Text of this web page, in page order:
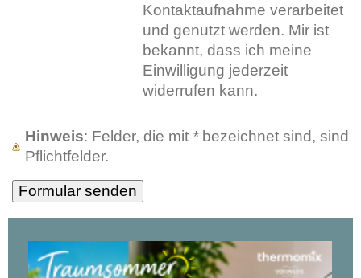
Kontaktaufnahme verarbeitet
und genutzt werden. Mir ist
bekannt, dass ich meine
Einwilligung jederzeit
widerrufen kann.
Hinweis : Felder, die mit *bezeichnet sind, sind
Pflichtfelder.